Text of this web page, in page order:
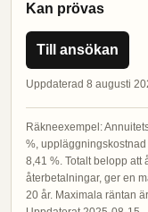
Kan prövas
Till ansökan
Uppdaterad 8 augusti
Räkneexempel:
%,
8,41 %. Totalt belopp att
återbetalningar, ger en
20 år. Maximala räntan